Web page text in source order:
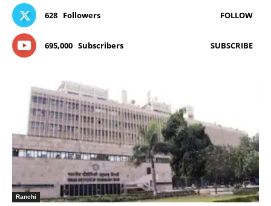
628 Followers FOLLOW
695,000 Subscribers SUBSCRIBE
Ranchi